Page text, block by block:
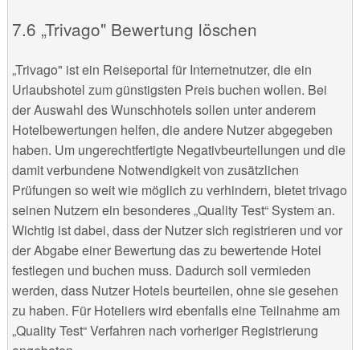
„Trivago" Bewertung löschen
„Trivago" ist ein Reiseportal für Internetnutzer, die ein
Urlaubshotel zum günstigsten Preis buchen wollen. Bei
der Auswahl des Wunschhotels sollen unter anderem
Hotelbewertungen helfen, die andere Nutzer abgegeben
haben. Um ungerechtfertigte Negativbeurteilungen und die
damit verbundene Notwendigkeit von zusätzlichen
Prüfungen so weit wie möglich zu verhindern, bietet trivago
seinen Nutzern ein besonderes „Quality Test“ System an.
Wichtig ist dabei, dass der Nutzer sich registrieren und vor
der Abgabe einer Bewertung das zu bewertende Hotel
festlegen und buchen muss. Dadurch soll vermieden
werden, dass Nutzer Hotels beurteilen, ohne sie gesehen
zu haben. Für Hoteliers wird ebenfalls eine Teilnahme am
„Quality Test“ Verfahren nach vorheriger Registrierung